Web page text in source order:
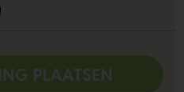
PLAATSEN